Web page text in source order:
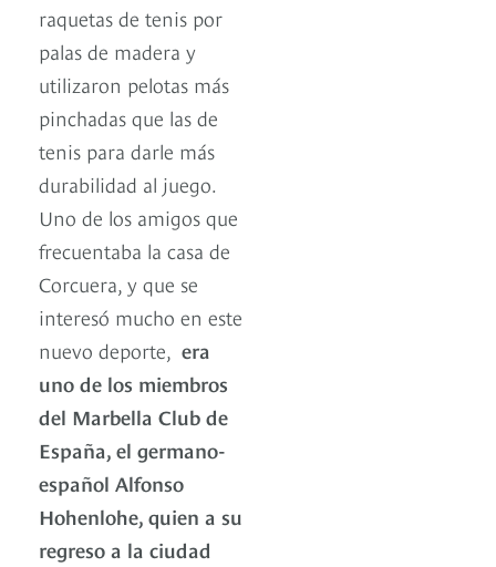
raquetas de tenis por
palas de madera y
utilizaron pelotas más
pinchadas que las de
tenis para darle más
durabilidad al juego.
Uno de los amigos que
frecuentaba la casa de
Corcuera, y que se
interesó mucho en este
nuevo deporte, era
uno de los miembros
del Marbella Club de
España, el germano-
español Alfonso
Hohenlohe, quien a su
regreso a la ciudad